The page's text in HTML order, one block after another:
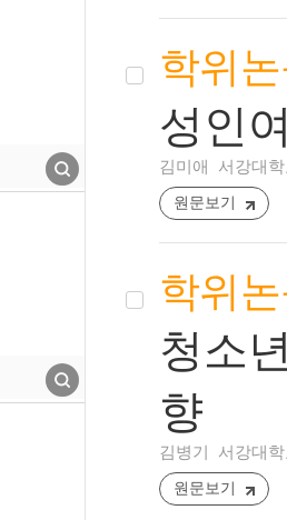
학위
성인
김미애 서강대
원문보기
학위
청소
향
김병기 서강대
원문보기